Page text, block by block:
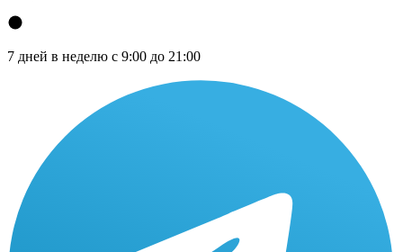
7 дней в неделю с 9:00 до 21:00